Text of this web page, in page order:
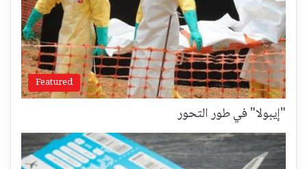
Featured
"إيبولا" في طور التحور